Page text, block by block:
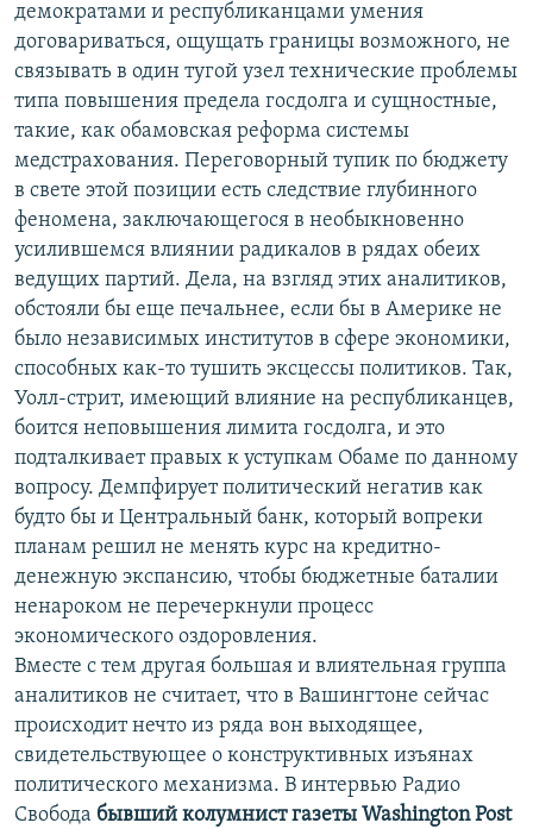
демократами и республиканцами умения
договариваться, ощущать границы возможного, не
связывать в один тугой узел технические проблемы
типа повышения предела госдолга и сущностные,
такие, как обамовская реформа системы
медстрахования. Переговорный тупик по бюджету
в свете этой позиции есть следствие глубинного
феномена, заключающегося в необыкновенно
усилившемся влиянии радикалов в рядах обеих
ведущих партий. Дела, на взгляд этих аналитиков,
обстояли бы еще печальнее, если бы в Америке не
было независимых институтов в сфере экономики,
способных как-то тушить эксцессы политиков. Так,
Уолл-стрит, имеющий влияние на республиканцев,
боится неповышения лимита госдолга, и это
подталкивает правых к уступкам Обаме по данному
вопросу. Демпфирует политический негатив как
будто бы и Центральный банк, который вопреки
планам решил не менять курс на кредитно-
денежную экспансию, чтобы бюджетные баталии
ненароком не перечеркнули процесс
экономического оздоровления.
Вместе с тем другая большая и влиятельная группа
аналитиков не считает, что в Вашингтоне сейчас
происходит нечто из ряда вон выходящее,
свидетельствующее о конструктивных изъянах
политического механизма. В интервью Радио
Свобода бывший колумнист газеты Washington Post